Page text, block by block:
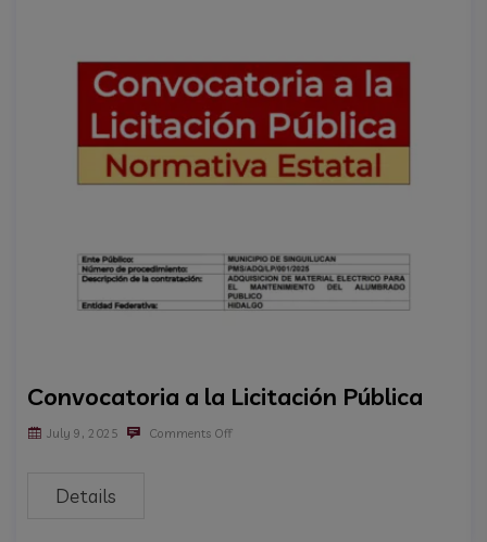
Convocatoria a la Licitación Pública
July 9, 2025 Comments Off
Details